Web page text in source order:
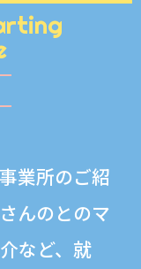
業所のご紹
んのとのマ
など、就